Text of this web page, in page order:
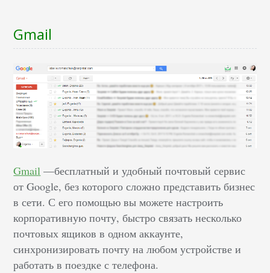
Gmail
Gmail —бесплатный и удобный почтовый сервис
от Google, без которого сложно представить бизнес
в сети. С его помощью вы можете настроить
корпоративную почту, быстро связать несколько
почтовых ящиков в одном аккаунте,
синхронизировать почту на любом устройстве и
работать в поездке с телефона.